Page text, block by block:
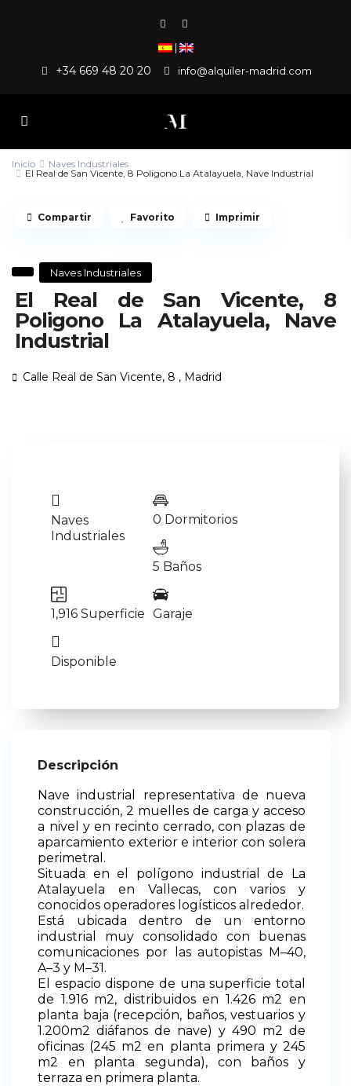
|
+34 669 48 20 20 info@alquiler-madrid.com
Inicio
Naves Industriales
El Real de San Vicente, 8 Poligono La Atalayuela, Nave Industrial
Naves Industriales
El Real de San Vicente, 8
Poligono La Atalayuela, Nave
Industrial
Calle Real de San Vicente, 8 , Madrid
Compartir Favorito Imprimir
Naves
Industriales
0 Dormitorios
5 Baños
1,916 Superficie Garaje
Disponible
Descripción
Nave industrial representativa de nueva
construcción, 2 muelles de carga y acceso
a nivel y en recinto cerrado, con plazas de
aparcamiento exterior e interior con solera
perimetral.
Situada en el pol ígono industrial de La
Atalayuela en Vallecas, con varios y
conocidos operadores logísticos alrededor.
Está ubicada dentro de un entorno
industrial muy consolidado con buenas
comunicaciones por
las autopistas M–40,
A–3 y M–31.
El espacio dispone de una superficie total
de 1.916 m2, distribuidos en 1.426 m2 en
planta baja (recepción, baños, vestuarios y
1.200m2 diáfanos de nave) y 490 m2 de
oficinas (245 m2 en planta primera y 245
m2 en planta segunda), con baños y
terraza en primera planta.